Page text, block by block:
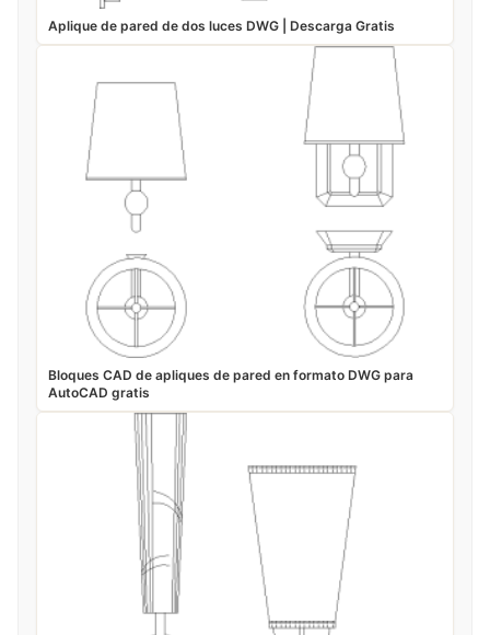
Aplique de pared de dos luces DWG | Descarga Gratis
Bloques CAD de apliques de pared en formato DWG para
AutoCAD gratis